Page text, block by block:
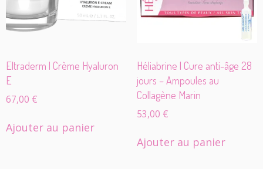
Eltraderm | Crème Hyaluron
E
67,00 €
Ajouter au panier
Héliabrine | Cure anti-âge 28
jours – Ampoules au
Collagène Marin
53,00 €
Ajouter au panier